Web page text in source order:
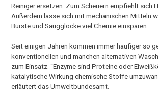
Reiniger ersetzen. Zum Scheuern empfiehlt sich
Außerdem lasse sich mit mechanischen Mitteln
Bürste und Saugglocke viel Chemie einsparen.
Seit einigen Jahren kommen immer häufiger so
konventionellen und manchen alternativen
zum Einsatz. “Enzyme sind Proteine oder
katalytische Wirkung chemische Stoffe
erläutert das Umweltbundesamt.